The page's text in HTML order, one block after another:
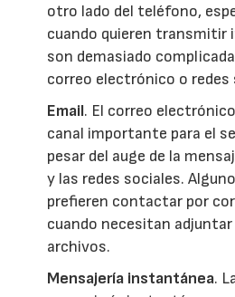
otro lado del teléfono,
cuando quieren transmitir
son demasiado
correo electrónico o redes
Email. El correo
canal importante para el
pesar del auge de la
y las redes sociales.
prefieren contactar por
cuando necesitan
archivos.
Mensajería instantánea.